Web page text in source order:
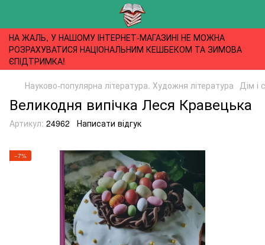
НА ЖАЛЬ, У НАШОМУ ІНТЕРНЕТ-МАГАЗИНІ НЕ МОЖНА
РОЗРАХУВАТИСЯ НАЦІОНАЛЬНИМ КЕШБЕКОМ ТА ЗИМОВА
ЄПІДТРИМКА!
Науково-популярна література. Художня література Дім і
Великодня випічка Леся Кравецька
Артикул: 24962 Написати відгук
−7%